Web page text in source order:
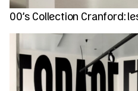
00’s Collection Cranford: